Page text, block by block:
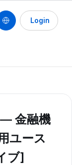
Login
金融機
ユース
ブ]